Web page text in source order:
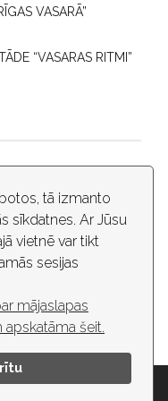
tā izmanto
sīkdatnes. Ar Jūsu
vietnē var tikt
sesijas
mājaslapas
šeit.
VASARĀ”
“VASARAS RITMI”
NOVĒROŠANA